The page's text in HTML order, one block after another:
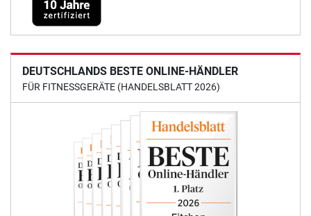
DEUTSCHLANDS BESTE ONLINE-HÄNDLER
FÜR FITNESSGERÄTE (HANDELSBLATT 2026)